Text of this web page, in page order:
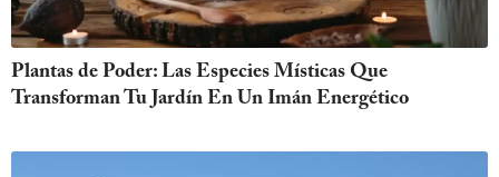
Plantas de Poder: Las Especies Místicas Que
Transforman Tu Jardín En Un Imán Energético